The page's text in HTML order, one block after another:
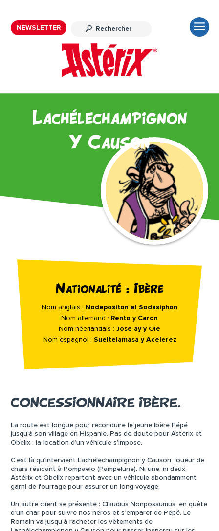
NEWSLETTER
Lachélechampignon
Y Causon
Nationalité : Ibère
Nom anglais : Nodepositon el Sodasiphon
Nom allemand : Rento y Caron
Nom néerlandais : Jose ay y Ole
Nom espagnol : Sueltelamasa y Acelerez
CONCESSIONNAIRE IBÈRE.
La route est longue pour reconduire le jeune Ibère Pépé
jusqu’à son village en Hispanie. Pas de doute pour Astérix et
Obélix : la location d’un véhicule s’impose.
C’est là qu’intervient Lachélechampignon y Causon, loueur de
chars résidant à Pompaelo (Pampelune). Ni une, ni deux,
Astérix et Obélix repartent avec un véhicule abondamment
garni de fourrage pour assurer un long voyage.
Un autre client se présente : Claudius Nonpossumus, en quête
d’un char pour suivre nos héros et s’emparer de Pépé. Le
Romain va jusqu’à racheter les vêtements de